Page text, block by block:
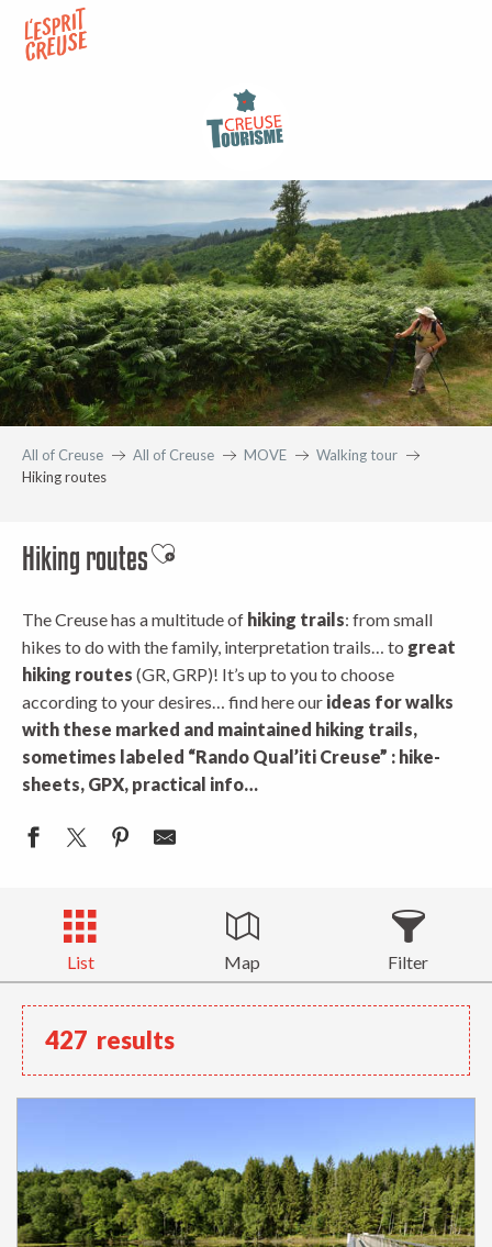
contenu
All of Creuse All of Creuse MOVE
Walking tour
Hiking routes
Hiking routesAjouter aux favoris
The Creuse has a multitude of hiking trails: from small
hikes to do with the family, interpretation trails… to great
hiking routes (GR, GRP)! It’s up to you to choose
according to your desires… find here our ideas for walks
with these marked and maintained hiking trails,
sometimes labeled “Rando Qual’iti Creuse” : hike-
sheets, GPX, practical info…
List Map Filter
427 results